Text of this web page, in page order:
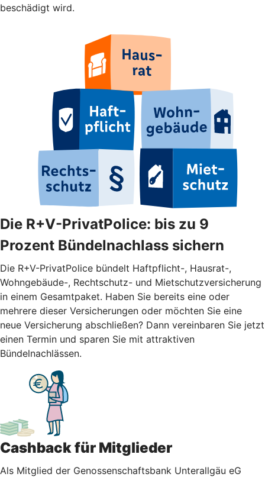
beschädigt wird.
Die R+V-PrivatPolice: bis zu 9
Prozent Bündelnachlass sichern
Die R+V-PrivatPolice bündelt Haftpflicht-, Hausrat-,
Wohngebäude-, Rechtschutz- und Mietschutzversicherung
in einem Gesamtpaket. Haben Sie bereits eine oder
mehrere dieser Versicherungen oder möchten Sie eine
neue Versicherung abschließen? Dann vereinbaren Sie jetzt
einen Termin und sparen Sie mit attraktiven
Bündelnachlässen.
Cashback für Mitglieder
Als Mitglied der Genossenschaftsbank Unterallgäu eG